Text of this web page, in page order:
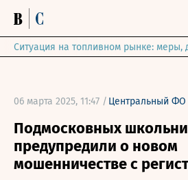
Ситуация на топливном рынке: меры,
06 марта 2025, 11:47 / Центральный ФО
Подмосковных
предупредили о новом
мошенничестве с